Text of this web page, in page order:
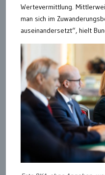
Wertevermittlung.
man sich im
auseinandersetzt“, hielt